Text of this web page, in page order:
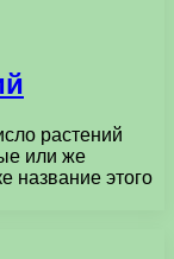
растений
или же
название этого